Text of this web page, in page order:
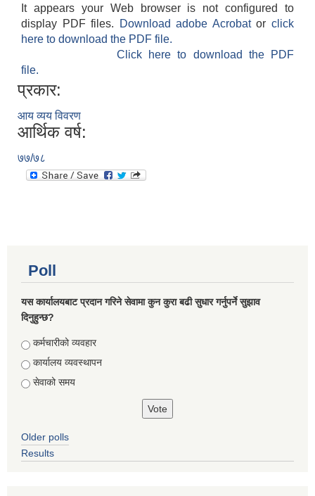
It appears your Web browser is not configured to
display PDF files.
Download adobe Acrobatorclick
here to download the PDF file.
Click here to download the PDF
file.
प्रकार:
आय व्यय विवरण
आर्थिक वर्ष:
७७/७८
Poll
यस कार्यालयबाट प्रदान गरिने सेवामा कुन कुरा बढी सुधार गर्नुपर्ने सुझाव
दिनुहुन्छ?
Choices
कर्मचारीको व्यवहार
कार्यालय व्यवस्थापन
सेवाको समय
Older polls
Results